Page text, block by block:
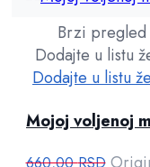
Brzi pregled
Dodajte u listu
Dodajte u listu
Mojoj voljenoj
660,00RSD